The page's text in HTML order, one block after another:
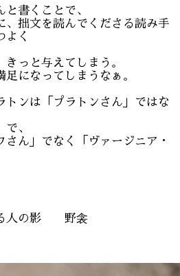
書くことで、
、拙文を読んでくださる読み手
よく
っと与えてしまう。
になってしまうなぁ。
トンは「プラトンさん」ではな
、
さん」でなく「ヴァージニア・
る人の影 野衾